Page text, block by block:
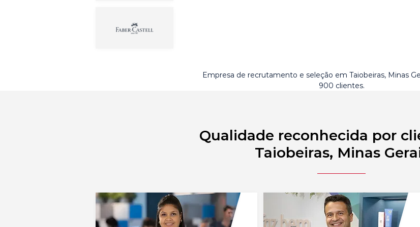
Empresa de recrutamento e seleção em Taiobeiras, Minas
900 clientes.
Qualidade reconhecida por
Taiobeiras, Minas